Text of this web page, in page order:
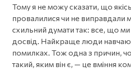
Тому я не можу сказати, що
провалилися чи не виправдали
схильний думати так: все, що
досвід. Найкраще люди
помилках. Тож одна з причин,
такий, яким він є, — це вміння